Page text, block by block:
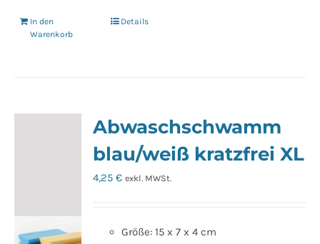
In den
Warenkorb
Details
Abwaschschwamm
blau/weiß kratzfrei XL
4,25€ exkl. MWSt.
Größe: 15 x 7 x 4 cm